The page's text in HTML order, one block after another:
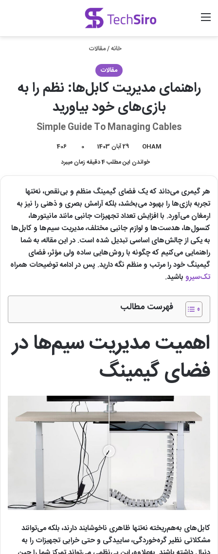
جستجو برای
ورود
خانه/مقالات
مقالات
راهنمای مدیریت کابل‌ها: نظم را به
بازی‌های خود بیاورید
Simple Guide To Managing Cables
OHAM 29 آبان 1403 0
406
خواندن این مطلب 4 دقیقه زمان میبرد
هر گیمری می‌داند که یک فضای گیمینگ منظم و بی‌نقص، نه‌تنها
تجربه بازی‌ها را بهبود می‌بخشد، بلکه آرامش بصری و ذهنی را نیز به
ارمغان می‌آورد. با افزایش تعداد تجهیزات جانبی مانند مانیتورها،
کنسول‌ها، هدست‌ها و لوازم جانبی مختلف، مدیریت سیم‌ها و کابل‌ها
به یکی از چالش‌های اساسی تبدیل شده است. در این مقاله، به شما
راهنمایی می‌کنیم که چگونه با روش‌هایی ساده ولی مؤثر، فضای
گیمینگ خود را مرتب و منظم نگه دارید. پس در ادامه توضیحات همراه
تک‌سیرو باشید.
فهرست مطالب
اهمیت مدیریت سیم‌ها در
فضای گیمینگ
کابل‌های به‌هم‌ریخته نه‌تنها ظاهری ناخوشایند دارند، بلکه می‌توانند
مشکلاتی نظیر گره‌خوردگی، ساییدگی و حتی خرابی تجهیزات را به